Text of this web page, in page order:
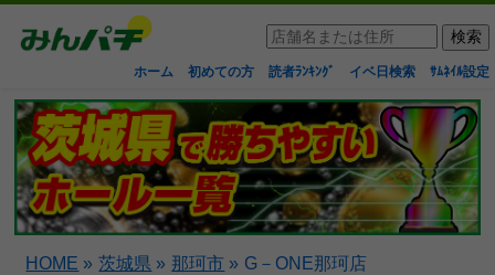
ホーム 初めての方 読者ﾗﾝｷﾝｸﾞ イベ日検索 ｻﾑﾈｲﾙ設定
HOME » 茨城県 » 那珂市 » G－ONE那珂店